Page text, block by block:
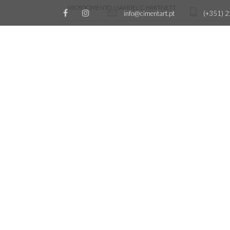
info@cimentart.pt (+351)
MICROCIMENTO SAMUEL C. HARTNETT